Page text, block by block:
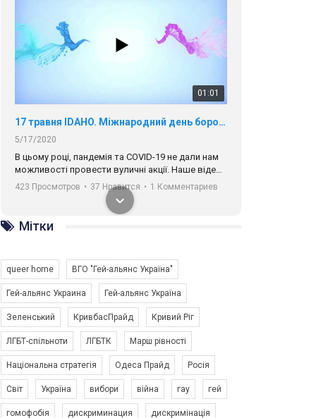
01:01
17 травня IDAHO. Міжнародний день боротьби з гомофобією трансфобією і біфобія.
5/17/2020
В цьому році, пандемія та COVІD-19 не дали нам
можливості провести вуличні акції. Наше відео-
звернення про те, що навіть коли ми у різних
містах та не можемо зустрінеться, ми разом. Ми
закликаємо всіх хто поділяє цінності рівності та
солідарності, приєднатися до нас. Регіональні
підрозділи ГАУ є в 16 областях України.
423 Просмотров • 37 Нравится • 1 Комментариев
6/30/2017
Емоційний та вражаючий промо-ролік на
конкурс PACT, який представляє програму "Гей-
Мітки
queer home ВГО "Гей-альянс Україна"
Гей-альянс Украина Гей-альянс Україна
Зеленський КривбасПрайд Кривий Ріг
ЛГБТ-спільноти ЛГБТК Марш рівності
Національна стратегія Одеса Прайд Росія
Світ Україна вибори війна гау гей
гомофобія дискриминация дискримінація